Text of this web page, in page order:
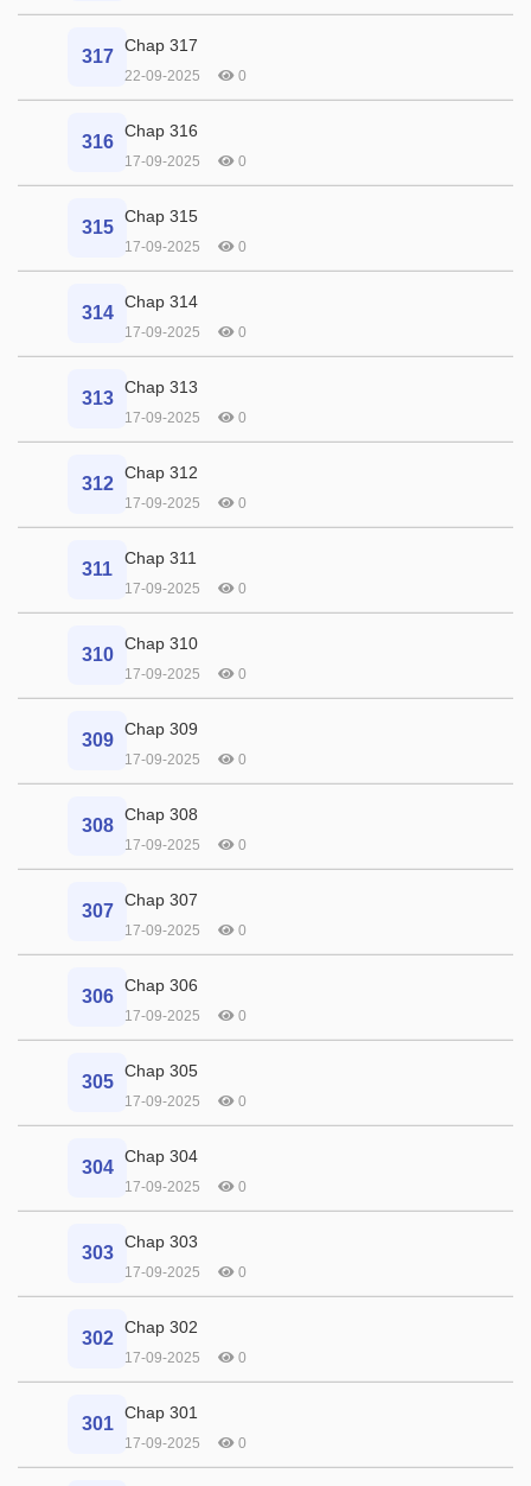
317
Chap 317
22-09-2025 0
316
Chap 316
17-09-2025 0
315
Chap 315
17-09-2025 0
314
Chap 314
17-09-2025 0
313
Chap 313
17-09-2025 0
312
Chap 312
17-09-2025 0
311
Chap 311
17-09-2025 0
310
Chap 310
17-09-2025 0
309
Chap 309
17-09-2025 0
308
Chap 308
17-09-2025 0
307
Chap 307
17-09-2025 0
306
Chap 306
17-09-2025 0
305
Chap 305
17-09-2025 0
304
Chap 304
17-09-2025 0
303
Chap 303
17-09-2025 0
302
Chap 302
17-09-2025 0
301
Chap 301
17-09-2025 0